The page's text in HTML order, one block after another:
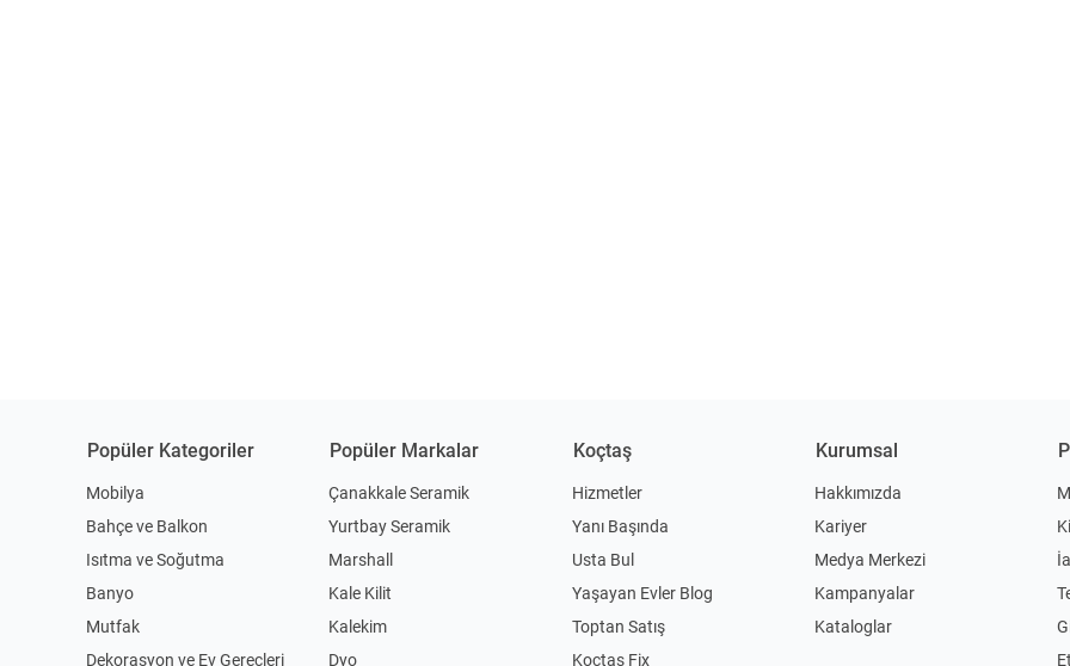
Popüler Kategoriler
Mobilya
Bahçe ve Balkon
Isıtma ve Soğutma
Banyo
Mutfak
Dekorasyon ve Ev Gereçleri
Popüler Markalar
Çanakkale Seramik
Yurtbay Seramik
Marshall
Kale Kilit
Kalekim
Dyo
Koçtaş
Hizmetler
Yanı Başında
Usta Bul
Yaşayan Evler Blog
Toptan Satış
Koçtaş Fix
Kurumsal
Hakkımızda
Kariyer
Medya Merkezi
Kampanyalar
Kataloglar